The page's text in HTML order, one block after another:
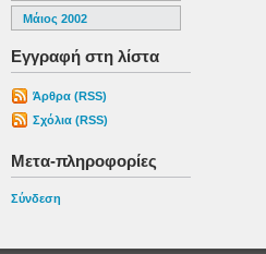
Μάιος 2002
Εγγραφή στη λίστα
Άρθρα (RSS)
Σχόλια (RSS)
Μετα-πληροφορίες
Σύνδεση